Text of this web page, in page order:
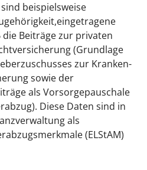
beispielsweise
die Beiträge zur privaten
(Grundlage
zur Kranken-
sowie der
als Vorsorgepauschale
Diese Daten sind in
als
(ELStAM)